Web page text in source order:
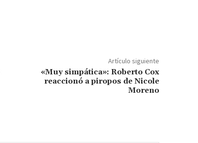
Artículo siguiente
«Muy simpática»: Roberto Cox
reaccionó a piropos de Nicole
Moreno